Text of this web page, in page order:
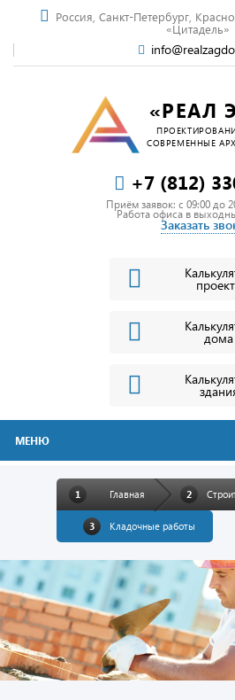
Россия, Санкт-Петербург,
«Цитадель»
«РЕАЛ
СОВРЕМЕННЫЕ
+7 (812)
Приём заявок: c 09:00 до
Работа офиса в
Заказать
дома
МЕНЮ
Главная
Кладочные работы